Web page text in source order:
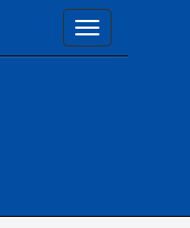
Toggle